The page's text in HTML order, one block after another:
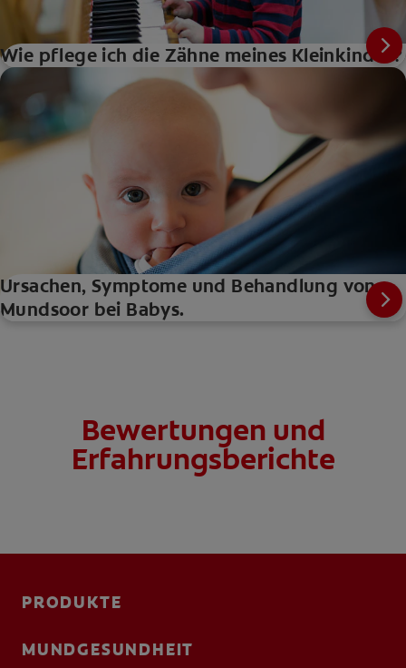
Wie pflege ich die Zähne meines Kleinkindes?
Ursachen, Symptome und Behandlung von
Mundsoor bei Babys.
Bewertungen und
Erfahrungsberichte
PRODUKTE
MUNDGESUNDHEIT